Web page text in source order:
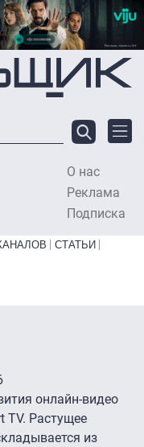
О нас
Реклама
Подписка
СТАТЬИ
онлайн-видео
TV. Растущее
из